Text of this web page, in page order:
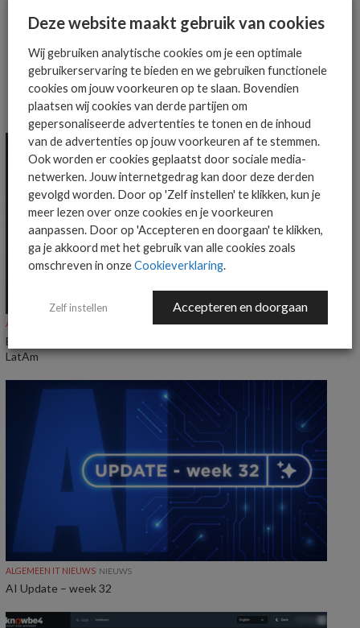
MEER OVER CALL-IN-ONE VOYS
MEER ALGEMEEN IT NIEUWS NIEUWS
ALGEMEEN IT NIEUWS
Everpure benoemt Craig Robertson tot Head of Partners EMEA en
LatAm
ALGEMEEN IT NIEUWS NIEUWS
AI Update – week 32
Deze website maakt gebruik van cookies
Wij gebruiken analytische cookies om je een optimale
gebruikerservaring te bieden en we gebruiken functionele
cookies om jouw voorkeuren op te slaan. Bovendien
plaatsen wij cookies van derde partijen om
gepersonaliseerde advertenties te tonen en de inhoud
van de advertenties op jouw voorkeuren af te stemmen.
Ook worden er cookies geplaatst door sociale media-
netwerken. Jouw internetgedrag kan door deze derden
gevolgd worden. Door op 'Zelf instellen' te klikken, kun je
meer lezen over onze cookies en je voorkeuren
aanpassen. Door op 'Accepteren en doorgaan' te klikken,
ga je akkoord met het gebruik van alle cookies zoals
omschreven in onzeCookieverklaring.
Zelf instellen Accepteren en doorgaan